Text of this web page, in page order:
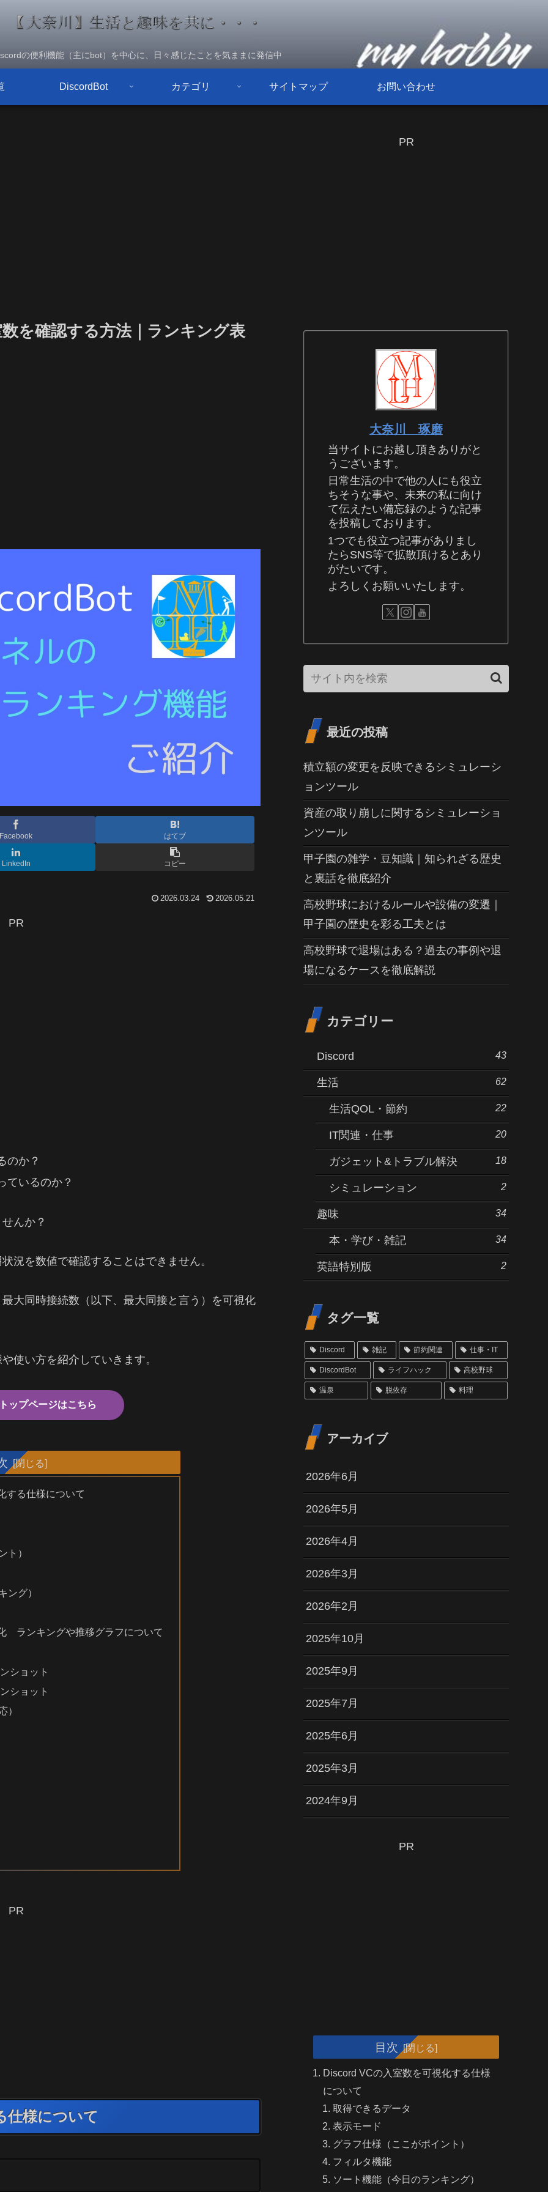
の便利機能（主にbot）を中心に、日々感じたことを気ままに発信中
DiscordBot カテゴリ サイトマップ お問い合わせ
を確認する方法｜ランキング表
Facebook はてブ
LinkedIn コピー
2026.03.24 2026.05.21
PR
のか？
ているのか？
んか？
況を数値で確認することはできません。
大同時接続数（以下、最大同接と言う）を可視化
使い方を紹介していきます。
ップページはこちら
する仕様について
ト）
ング）
ランキングや推移グラフについて
ショット
ショット
）
PR
仕様について
PR
大奈川 琢磨
当サイトにお越し頂きありがと
うございます。
日常生活の中で他の人にも役立
ちそうな事や、未来の私に向け
て伝えたい備忘録のような記事
を投稿しております。
1つでも役立つ記事がありまし
たらSNS等で拡散頂けるとあり
がたいです。
よろしくお願いいたします。
最近の投稿
積立額の変更を反映できるシミュレーシ
ョンツール
資産の取り崩しに関するシミュレーショ
ンツール
甲子園の雑学・豆知識｜知られざる歴史
と裏話を徹底紹介
高校野球におけるルールや設備の変遷｜
甲子園の歴史を彩る工夫とは
高校野球で退場はある？過去の事例や退
場になるケースを徹底解説
カテゴリー
Discord 43
生活 62
生活QOL・節約 22
IT関連・仕事 20
ガジェット&トラブル解決 18
シミュレーション 2
趣味 34
本・学び・雑記 34
英語特別版 2
タグ一覧
Discord 雑記 節約関連 仕事・IT
DiscordBot ライフハック 高校野球
温泉 脱依存 料理
アーカイブ
2026年6月
2026年5月
2026年4月
2026年3月
2026年2月
2025年10月
2025年9月
2025年7月
2025年6月
2025年3月
2024年9月
PR
目次
Discord VCの入室数を可視化する仕様
について
取得できるデータ
表示モード
グラフ仕様（ここがポイント）
フィルタ機能
ソート機能（今日のランキング）